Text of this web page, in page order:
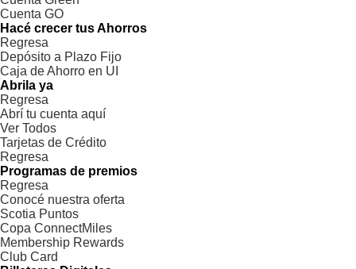
Cuenta GO
Hacé crecer tus Ahorros
Regresa
Depósito a Plazo Fijo
Caja de Ahorro en UI
Abrila ya
Regresa
Abrí tu cuenta aquí
Ver Todos
Tarjetas de Crédito
Regresa
Programas de premios
Regresa
Conocé nuestra oferta
Scotia Puntos
Copa ConnectMiles
Membership Rewards
Club Card